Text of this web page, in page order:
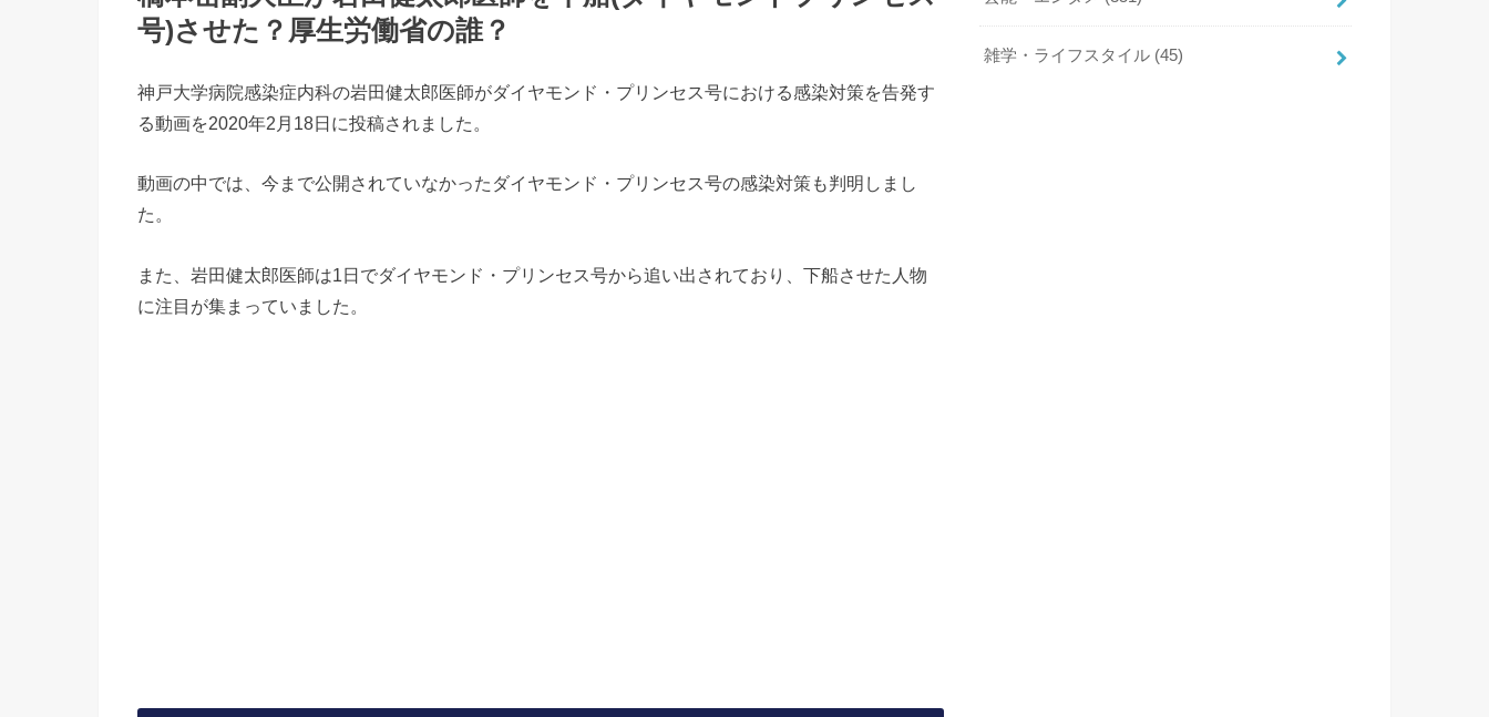
号)させた？厚生労働省の誰？
神戸大学病院感染症内科の岩田健太郎医師がダイヤモンド・プリンセス号における感染対策を告発す
る動画を2020年2月18日に投稿されました。
動画の中では、今まで公開されていなかったダイヤモンド・プリンセス号の感染対策も判明しまし
た。
また、岩田健太郎医師は1日でダイヤモンド・プリンセス号から追い出されており、下船させた人物
に注目が集まっていました。
雑学・ライフスタイル (45)